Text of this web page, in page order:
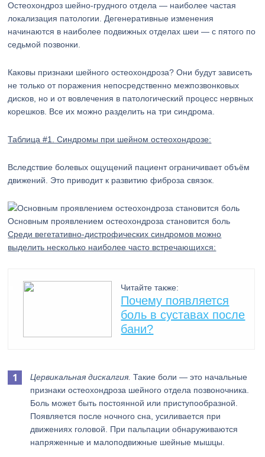
Остеохондроз шейно-грудного отдела — наиболее частая
локализация патологии. Дегенеративные изменения
начинаются в наиболее подвижных отделах шеи — с пятого по
седьмой позвонки.
Каковы признаки шейного остеохондроза? Они будут зависеть
не только от поражения непосредственно межпозвонковых
дисков, но и от вовлечения в патологический процесс нервных
корешков. Все их можно разделить на три синдрома.
Таблица #1. Синдромы при шейном остеохондрозе:
Вследствие болевых ощущений пациент ограничивает объём
движений. Это приводит к развитию фиброза связок.
Основным проявлением остеохондроза становится боль
Среди вегетативно-дистрофических синдромов можно
выделить несколько наиболее часто встречающихся:
Читайте также:
Почему появляется
боль в суставах после
бани?
Цервикальная дискалгия. Такие боли — это начальные
признаки остеохондроза шейного отдела позвоночника.
Боль может быть постоянной или приступообразной.
Появляется после ночного сна, усиливается при
движениях головой. При пальпации обнаруживаются
напряженные и малоподвижные шейные мышцы.